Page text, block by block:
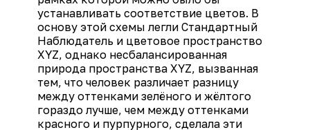
устанавливать соответствие цветов. В
основу этой схемы легли Стандартный
Наблюдатель и цветовое пространство
XYZ, однако несбалансированная
природа пространства XYZ, вызванная
тем, что человек различает разницу
между оттенками зелёного и жёлтого
гораздо лучше, чем между оттенками
красного и пурпурного, сделала эти